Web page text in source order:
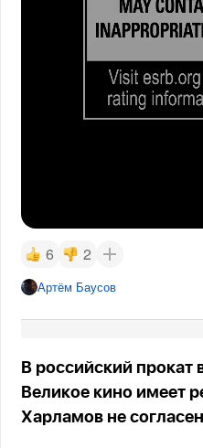
6 2
Артём Баусов
В российский прокат
Великое кино имеет
Харламов не согласен